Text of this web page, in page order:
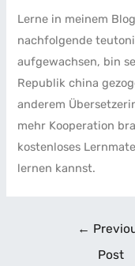
Lerne in meinem
nachfolgende
aufgewachsen, bin
Republik china
anderem
mehr Kooperation
kostenloses
lernen kannst.
←
Post